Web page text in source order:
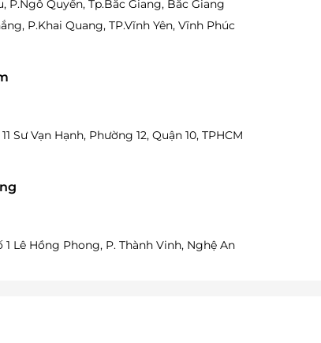
P.Ngô Quyền, Tp.Bắc Giang, Bắc Giang
P.Khai Quang, TP.Vĩnh Yên, Vĩnh Phúc
Sư Vạn Hạnh, Phường 12, Quận 10, TPHCM
1 Lê Hồng Phong, P. Thành Vinh, Nghệ An